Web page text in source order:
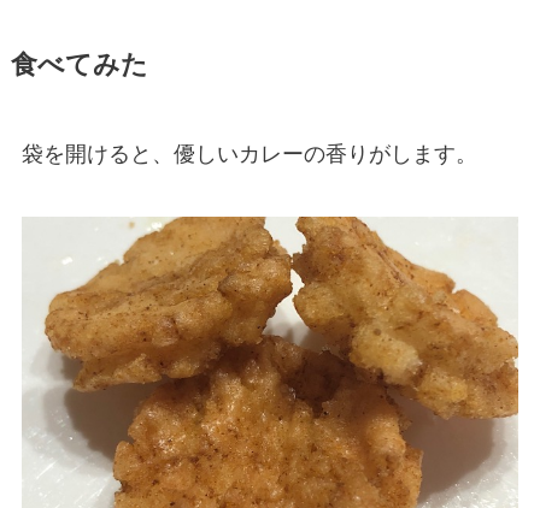
食べてみた
袋を開けると、優しいカレーの香りがします。